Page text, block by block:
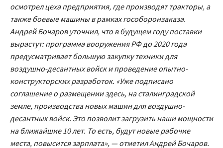
осмотрел цеха предприятия, где производят тракторы, а
также боевые машины в рамках гособоронзаказа.
Андрей Бочаров уточнил, что в будущем году поставки
вырастут: программа вооружения РФ до 2020 года
предусматривает большую закупку техники для
воздушно-десантных войск и проведение опытно-
конструкторских разработок. «Уже подписано
соглашение о размещении здесь, на сталинградской
земле, производства новых машин для воздушно-
десантных войск. Это позволит загрузить наши мощности
на ближайшие 10 лет. То есть, будут новые рабочие
места, повысится зарплата», — отметил Андрей Бочаров.